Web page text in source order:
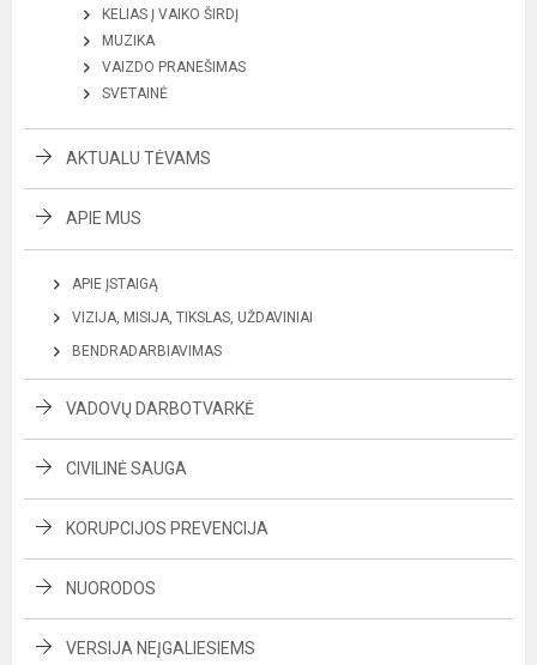
KELIAS Į VAIKO ŠIRDĮ
MUZIKA
VAIZDO PRANEŠIMAS
SVETAINĖ
AKTUALU TĖVAMS
APIE MUS
APIE ĮSTAIGĄ
VIZIJA, MISIJA, TIKSLAS, UŽDAVINIAI
BENDRADARBIAVIMAS
VADOVŲ DARBOTVARKĖ
CIVILINĖ SAUGA
KORUPCIJOS PREVENCIJA
NUORODOS
VERSIJA NEĮGALIESIEMS